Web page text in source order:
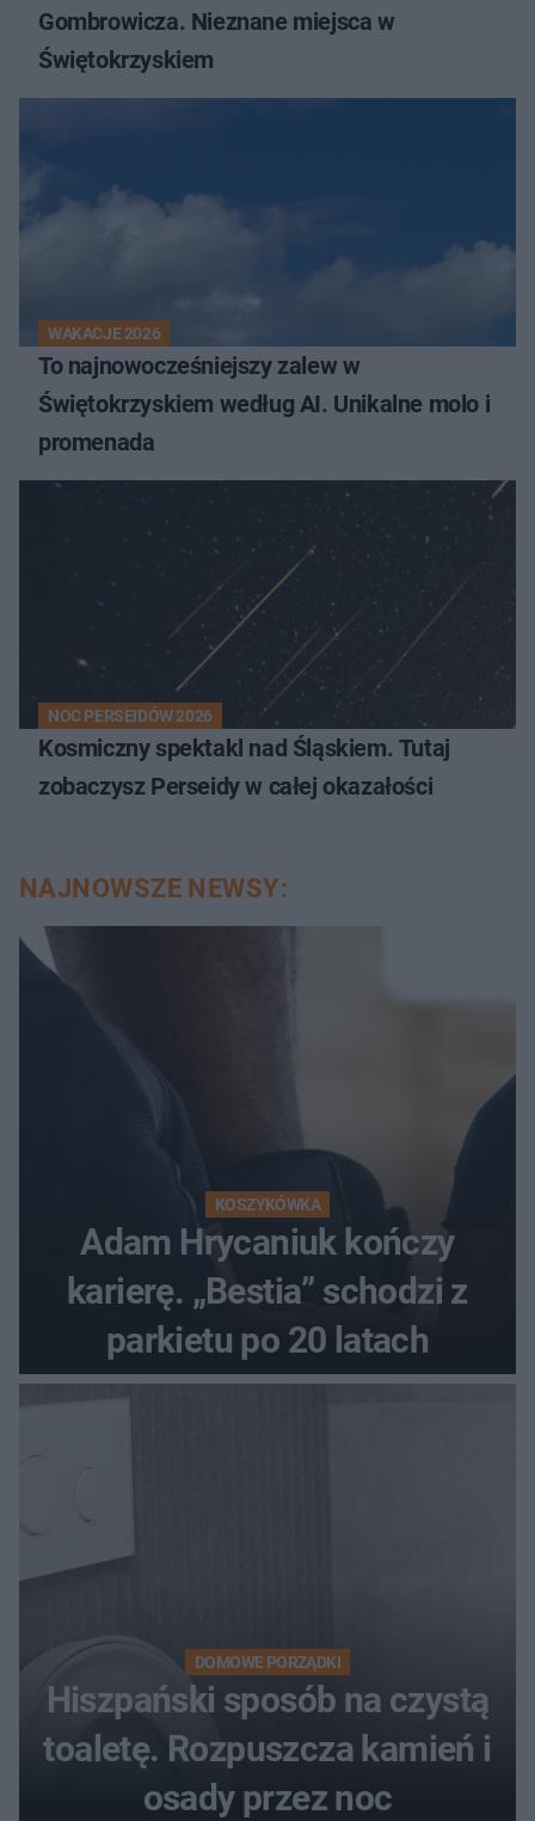
Gombrowicza. Nieznane miejsca w
Świętokrzyskiem
WAKACJE 2026
To najnowocześniejszy zalew w
Świętokrzyskiem według AI. Unikalne molo i
promenada
NOC PERSEIDÓW 2026
Kosmiczny spektakl nad Śląskiem. Tutaj
zobaczysz Perseidy w całej okazałości
NAJNOWSZE NEWSY:
KOSZYKÓWKA
Adam Hrycaniuk kończy
karierę. „Bestia” schodzi z
parkietu po 20 latach
DOMOWE PORZĄDKI
Hiszpański sposób na czystą
toaletę. Rozpuszcza kamień i
osady przez noc